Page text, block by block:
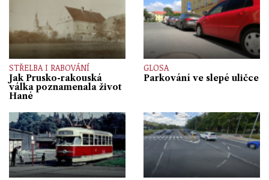
STŘELBA I RABOVÁNÍ
Jak Prusko-rakouská
válka poznamenala život
Hané
GLOSA
Parkování ve slepé uličce